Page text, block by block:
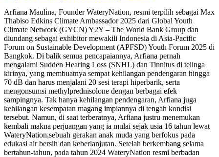
Arfiana Maulina, Founder WateryNation, resmi terpilih sebagai Max
Thabiso Edkins Climate Ambassador 2025 dari Global Youth
Climate Network (GYCN) Y2Y – The World Bank Group dan
diundang sebagai exhibitor mewakili Indonesia di Asia-Pacific
Forum on Sustainable Development (APFSD) Youth Forum 2025 di
Bangkok. Di balik semua pencapaiannya, Arfiana pernah
mengalami Sudden Hearing Loss (SNHL) dan Tinnitus di telinga
kirinya, yang membuatnya sempat kehilangan pendengaran hingga
70 dB dan harus menjalani 20 sesi terapi hiperbarik, serta
mengonsumsi methylprednisolone dengan berbagai efek
sampingnya. Tak hanya kehilangan pendengaran, Arfiana juga
kehilangan kesempatan magang impiannya di tengah kondisi
tersebut. Namun, di saat terberatnya, Arfiana justru menemukan
kembali makna perjuangan yang ia mulai sejak usia 16 tahun lewat
WateryNation,sebuah gerakan anak muda yang berfokus pada
edukasi air bersih dan keberlanjutan. Setelah berkembang selama
bertahun-tahun, pada tahun 2024 WateryNation resmi berbadan